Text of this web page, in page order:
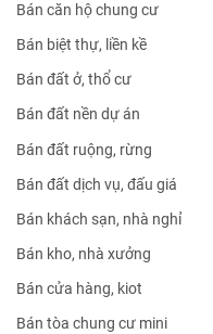
Bán căn hộ chung cư
Bán biệt thự, liền kề
Bán đất ở, thổ cư
Bán đất nền dự án
Bán đất ruộng, rừng
Bán đất dịch vụ, đấu giá
Bán khách sạn, nhà nghỉ
Bán kho, nhà xưởng
Bán cửa hàng, kiot
Bán tòa chung cư mini